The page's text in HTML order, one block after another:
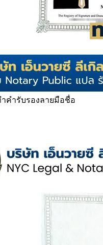
คำรับรองลายมือชื่อ